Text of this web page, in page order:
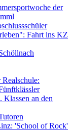
der
Fahrt ins KZ
Realschule:
Klassen an den
'School of Rock'